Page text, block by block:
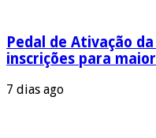
Pedal de Ativação
inscrições para
7 dias ago